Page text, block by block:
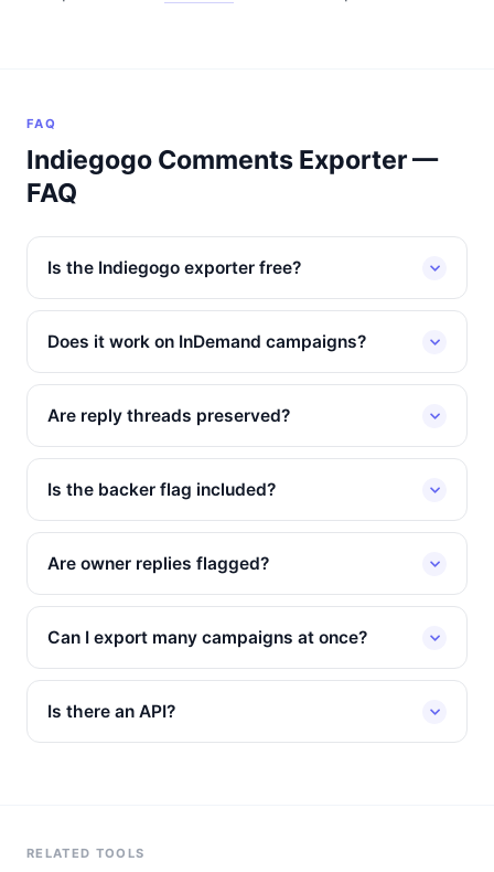
FAQ
Indiegogo Comments Exporter —
FAQ
Is the Indiegogo exporter free?
Does it work on InDemand campaigns?
Are reply threads preserved?
Is the backer flag included?
Are owner replies flagged?
Can I export many campaigns at once?
Is there an API?
RELATED TOOLS